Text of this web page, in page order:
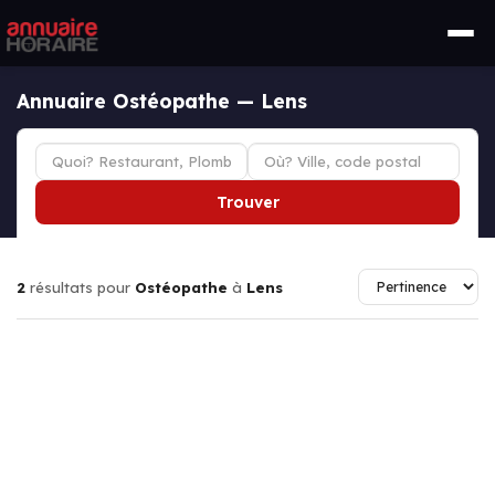
Annuaire Ostéopathe — Lens
Trouver
2 résultats pour Ostéopathe à Lens